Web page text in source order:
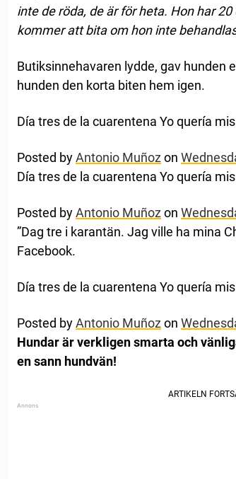
inte de röda, de är för heta. Hon har
kommer att bita om hon inte
Butiksinnehavaren lydde, gav hunden
hunden den korta biten hem igen.
Día tres de la cuarentena Yo quería
Posted byAntonio Muñoz on
Día tres de la cuarentena Yo quería
Posted byAntonio Muñoz on
”Dag tre i karantän. Jag ville ha mina
Facebook.
Día tres de la cuarentena Yo quería
Posted byAntonio Muñoz on
Hundar är verkligen smarta och
en sann hundvän!